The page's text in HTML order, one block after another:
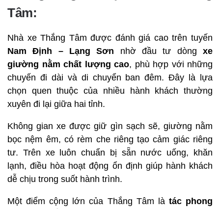
Tâm:
Nhà xe Thắng Tâm được đánh giá cao trên tuyến
Nam Định – Lạng Sơn nhờ đầu tư dòngxe
giường nằm chất lượng cao, phù hợp với những
chuyến đi dài và di chuyển ban đêm. Đây là lựa
chọn quen thuộc của nhiều hành khách thường
xuyên đi lại giữa hai tỉnh.
Không gian xe được giữ gìn sạch sẽ, giường nằm
bọc nệm êm, có rèm che riêng tạo cảm giác riêng
tư. Trên xe luôn chuẩn bị sẵn nước uống, khăn
lạnh, điều hòa hoạt động ổn định giúp hành khách
dễ chịu trong suốt hành trình.
Một điểm cộng lớn của Thắng Tâm là tác phong